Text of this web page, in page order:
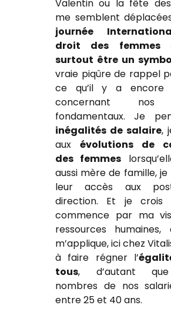
Valentin ou la fête
me semblent
journée
droit des femmes
surtout être un
vraie piqûre de rappel
ce qu’il y a encore
concernant nos
fondamentaux. Je
inégalités de salaire,
aux évolutions de
des femmes
aussi mère de famille,
leur accès aux
direction. Et je crois
commence par ma
ressources humaines,
m’applique, ici chez
à faire régner l’
tous, d’autant
nombres de nos
entre 25 et 40 ans.